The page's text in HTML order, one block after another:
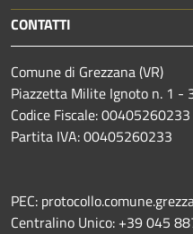
CONTATTI
Comune di Grezzana (VR)
Piazzetta Milite Ignoto n. 1 -
Codice Fiscale: 00405260233
Partita IVA: 00405260233
PEC:
Centralino Unico: +39 045